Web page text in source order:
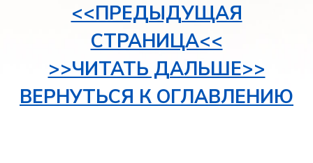
<<ПРЕДЫДУЩАЯ
СТРАНИЦА<<
>>ЧИТАТЬ ДАЛЬШЕ>>
ВЕРНУТЬСЯ К ОГЛАВЛЕНИЮ